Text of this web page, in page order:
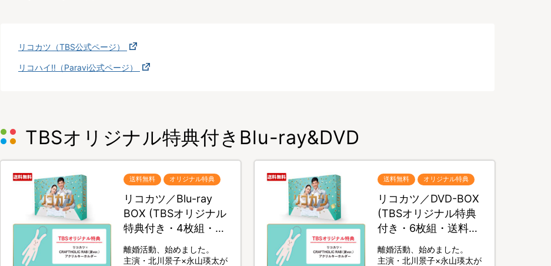
リコカツ（TBS公式ページ）
リコハイ!!（Paravi公式ページ）
TBSオリジナル特典付きBlu-ray&DVD
送料無料 オリジナル特典
リコカツ／Blu-ray
BOX (TBSオリジナル
特典付き・4枚組・送
料無料)
離婚活動、始めました。
主演・北川景子×永山瑛太が
送料無料 オリジナル特典
リコカツ／DVD-BOX
(TBSオリジナル特典
付き・6枚組・送料無
料)
離婚活動、始めました。
主演・北川景子×永山瑛太が